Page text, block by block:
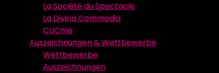
La Société du Spectacle
La Divina Commedia
CUCme
Auszeichnungen & Wettbewerbe
Wettbewerbe
Auszeichnungen